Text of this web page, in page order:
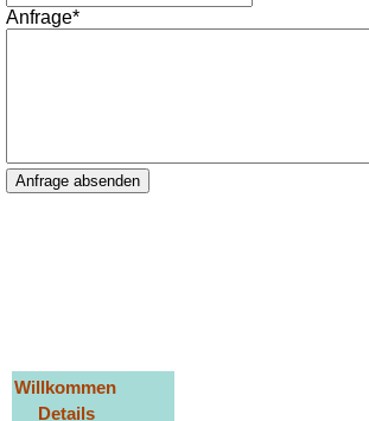
Pflichtfeld
Anfrage*
Anfrage absenden
Navigation
überspringen
Willkommen
Details